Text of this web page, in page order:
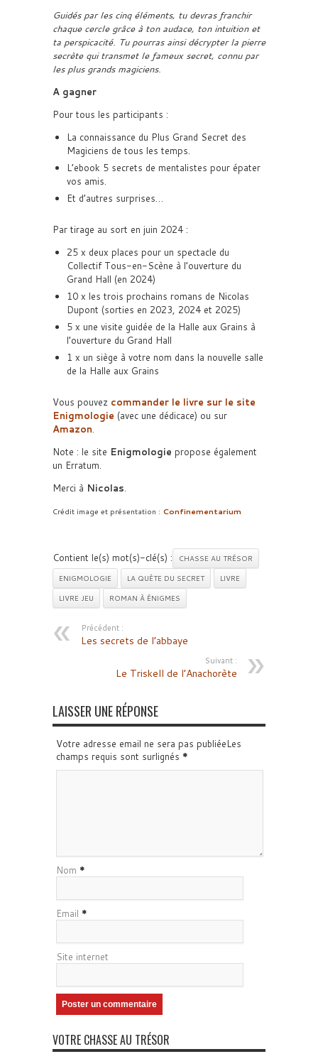
Guidés par les cinq éléments, tu devras franchir
chaque cercle grâce à ton audace, ton intuition et
ta perspicacité. Tu pourras ainsi décrypter la pierre
secrète qui transmet le fameux secret, connu par
les plus grands magiciens.
A gagner
Pour tous les participants :
La connaissance du Plus Grand Secret des
Magiciens de tous les temps.
L’ebook 5 secrets de mentalistes pour épater
vos amis.
Et d’autres surprises…
Par tirage au sort en juin 2024 :
25 x deux places pour un spectacle du
Collectif Tous-en-Scène à l’ouverture du
Grand Hall (en 2024)
10 x les trois prochains romans de Nicolas
Dupont (sorties en 2023, 2024 et 2025)
5 x une visite guidée de la Halle aux Grains à
l’ouverture du Grand Hall
1 x un siège à votre nom dans la nouvelle salle
de la Halle aux Grains
Vous pouvez commander le livre sur le site
Enigmologie (avec une dédicace) ou sur
Amazon.
Note : le site Enigmologie propose également
un Erratum.
Merci à Nicolas.
Crédit image et présentation : Confinementarium
Contient le(s) mot(s)-clé(s) :
CHASSE AU TRÉSOR
ENIGMOLOGIE
LA QUÊTE DU SECRET
LIVRE
LIVRE JEU
ROMAN À ÉNIGMES
Précédent :
Les secrets de l’abbaye
Suivant :
Le Triskell de l’Anachorète
LAISSER UNE RÉPONSE
Votre adresse email ne sera pas publiéeLes
champs requis sont surlignés *
Nom *
Email *
Site internet
VOTRE CHASSE AU TRÉSOR